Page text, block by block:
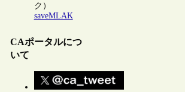
ク）
saveMLAK
CAポータルにつ
いて